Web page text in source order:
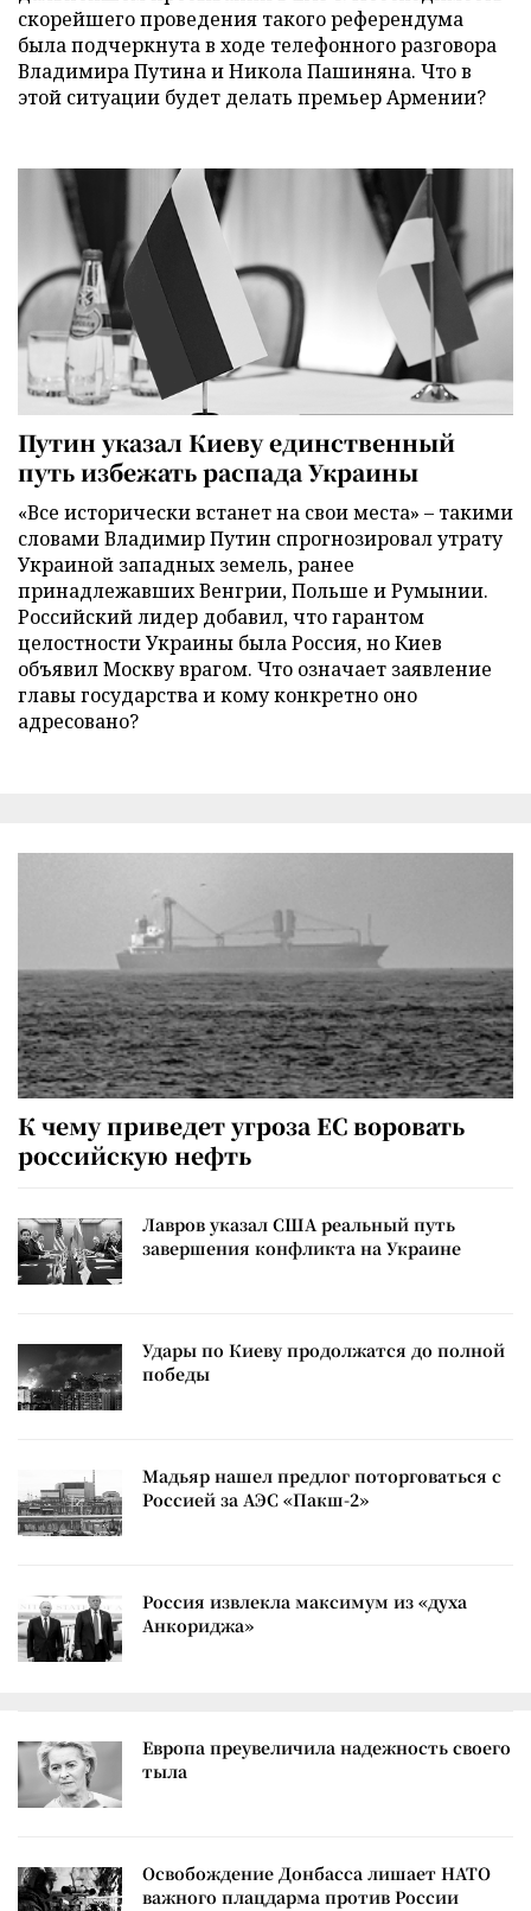
скорейшего проведения такого референдума
была подчеркнута в ходе телефонного разговора
Владимира Путина и Никола Пашиняна. Что в
этой ситуации будет делать премьер Армении?
Путин указал Киеву единственный
путь избежать распада Украины
«Все исторически встанет на свои места» – такими
словами Владимир Путин спрогнозировал утрату
Украиной западных земель, ранее
принадлежавших Венгрии, Польше и Румынии.
Российский лидер добавил, что гарантом
целостности Украины была Россия, но Киев
объявил Москву врагом. Что означает заявление
главы государства и кому конкретно оно
адресовано?
К чему приведет угроза ЕС воровать
российскую нефть
Лавров указал США реальный путь
завершения конфликта на Украине
Удары по Киеву продолжатся до полной
победы
Мадьяр нашел предлог поторговаться с
Россией за АЭС «Пакш-2»
Россия извлекла максимум из «духа
Анкориджа»
Европа преувеличила надежность своего
тыла
Освобождение Донбасса лишает НАТО
важного плацдарма против России